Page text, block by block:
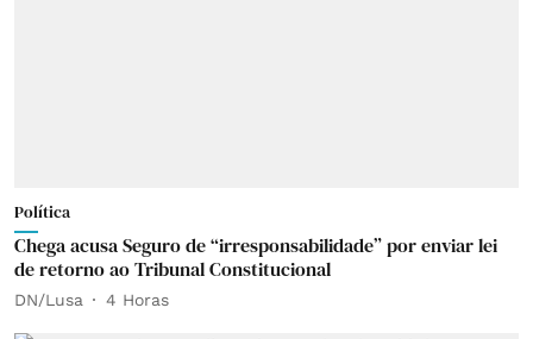
Política
Chega acusa Seguro de “irresponsabilidade” por enviar lei
de retorno ao Tribunal Constitucional
DN/Lusa 4 Horas